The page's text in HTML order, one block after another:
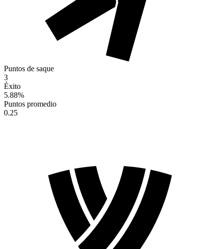
Puntos de saque
3
Éxito
5.88%
Puntos promedio
0.25